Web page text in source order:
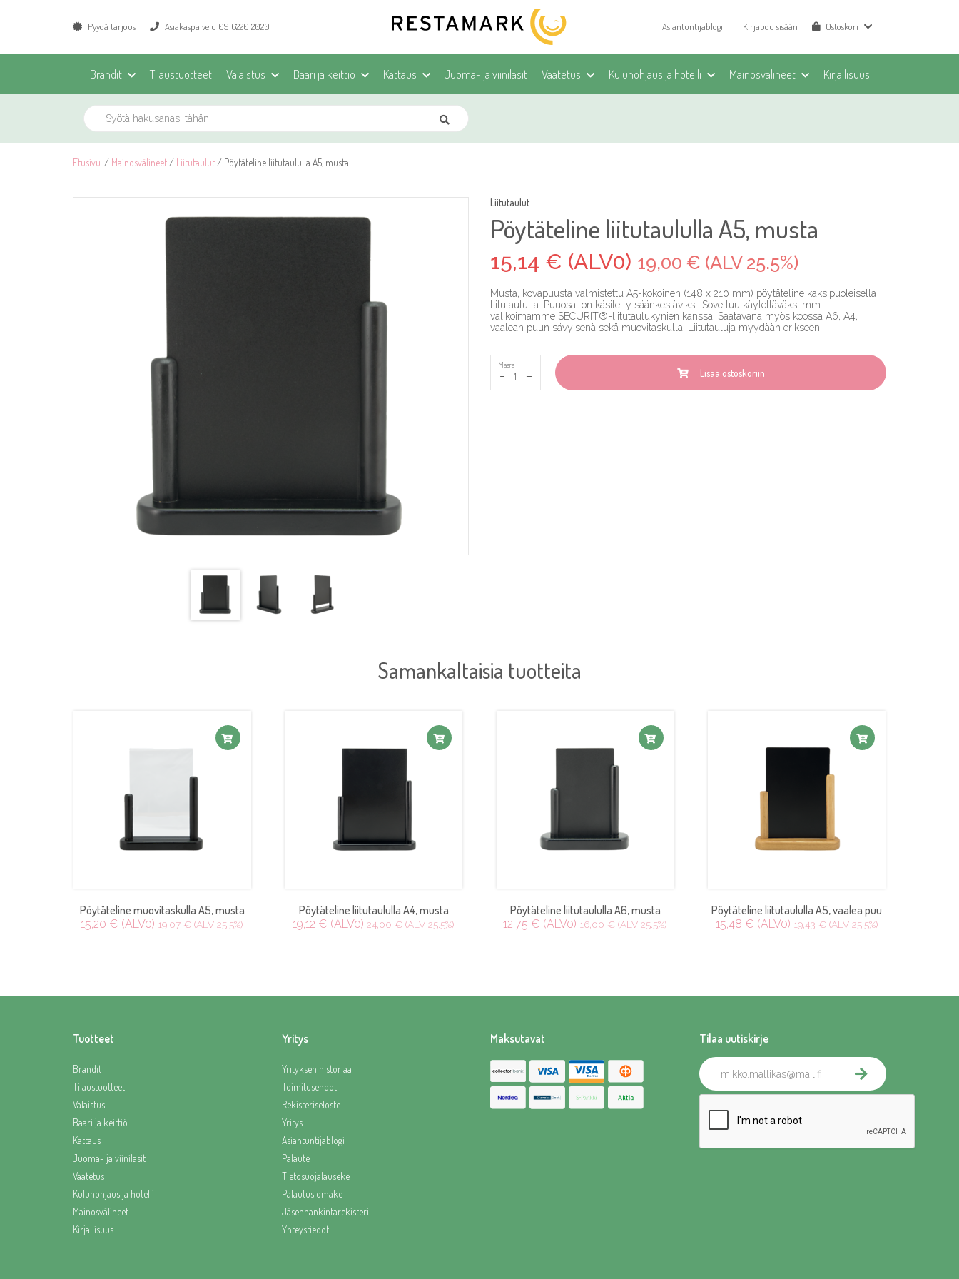
Pyydä tarjous Asiakaspalvelu 09 6220 2020 Asiantuntijablogi Kirjaudu sisään Ostoskori
Brändit Tilaustuotteet Valaistus Baari ja keittiö Kattaus Juoma- ja viinilasit Vaatetus Kulunohjaus ja hotelli Mainosvälineet Kirjallisuus
Etusivu / Mainosvälineet / Liitutaulut / Pöytäteline liitutaululla A5, musta
Liitutaulut
Pöytäteline liitutaululla A5, musta
15,14 € (ALV0) 19,00 € (ALV 25.5%)
Musta, kovapuusta valmistettu A5-kokoinen (148 x 210 mm) pöytäteline kaksipuoleisella
liitutaululla. Puuosat on käsitelty säänkestäviksi. Soveltuu käytettäväksi mm.
valikoimamme SECURIT®-liitutaulukynien kanssa. Saatavana myös koossa A6, A4,
vaalean puun sävyisenä sekä muovitaskulla. Liitutauluja myydään erikseen.
Määrä
- + Lisää ostoskoriin
Samankaltaisia tuotteita
Pöytäteline muovitaskulla A5, musta
15,20 € (ALV0) 19,07 € (ALV 25.5%)
Pöytäteline liitutaululla A4, musta
19,12 € (ALV0) 24,00 € (ALV 25.5%)
Pöytäteline liitutaululla A6, musta
12,75 € (ALV0) 16,00 € (ALV 25.5%)
Pöytäteline liitutaululla A5, vaalea puu
15,48 € (ALV0) 19,43 € (ALV 25.5%)
Tuotteet
Brändit
Tilaustuotteet
Valaistus
Baari ja keittiö
Kattaus
Juoma- ja viinilasit
Vaatetus
Kulunohjaus ja hotelli
Mainosvälineet
Kirjallisuus
Yritys
Yrityksen historiaa
Toimitusehdot
Rekisteriseloste
Yritys
Asiantuntijablogi
Palaute
Tietosuojalauseke
Palautuslomake
Jäsenhankintarekisteri
Yhteystiedot
Maksutavat Tilaa uutiskirje